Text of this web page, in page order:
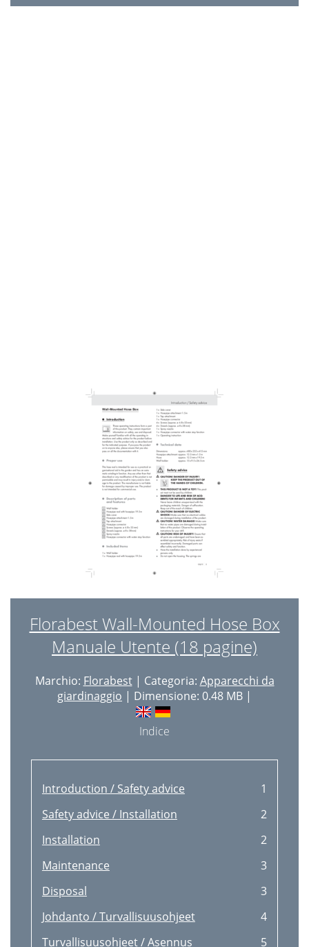
Wandhouder monteren
13
Florabest Wall-Mounted Hose Box
Manuale Utente (18 pagine)
Marchio: Florabest| Categoria: Apparecchi da
giardinaggio | Dimensione: 0.48 MB |
Indice
Introduction / Safety advice
1
Safety advice / Installation
2
Installation
2
Maintenance
3
Disposal
3
Johdanto / Turvallisuusohjeet
4
Turvallisuusohjeet / Asennus
5